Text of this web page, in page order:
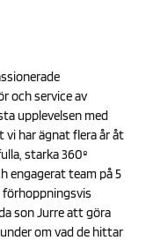
och service av
upplevelsen med
vi har ägnat flera år åt
starka 360º
engagerat team på 5
förhoppningsvis
son Jurre att göra
om vad de hittar